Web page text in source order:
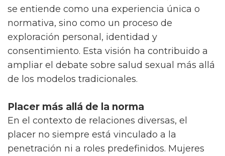
se entiende como una experiencia única o
normativa, sino como un proceso de
exploración personal, identidad y
consentimiento. Esta visión ha contribuido a
ampliar el debate sobre salud sexual más allá
de los modelos tradicionales.
Placer más allá de la norma
En el contexto de relaciones diversas, el
placer no siempre está vinculado a la
penetración ni a roles predefinidos. Mujeres